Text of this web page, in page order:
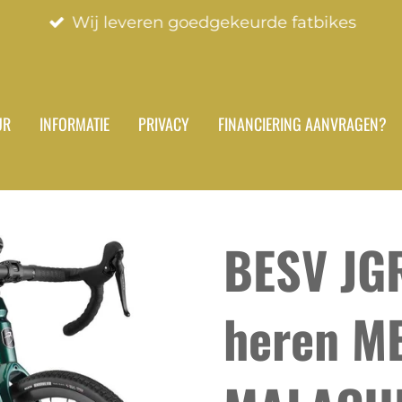
Wij leveren goedgekeurde fatbikes
INFORMATIE PRIVACY FINANCIERING AANVRAGEN?
BESV
heren